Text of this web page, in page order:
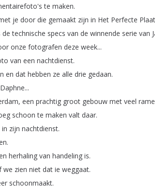
te maken.
je door die gemaakt zijn in Het Perfecte
de technische specs van de winnende serie van
onze fotografen deze week...
van een nachtdienst.
en dat hebben ze alle drie gedaan.
Daphne...
, een prachtig groot gebouw met veel
schoon te maken valt daar.
in zijn nachtdienst.
.
herhaling van handeling is.
we zien niet dat ie weggaat.
schoonmaakt.